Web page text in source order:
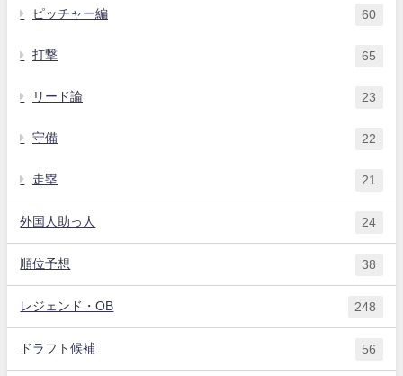
ピッチャー編 60
打撃 65
リード論 23
守備 22
走塁 21
外国人助っ人 24
順位予想 38
レジェンド・OB 248
ドラフト候補 56